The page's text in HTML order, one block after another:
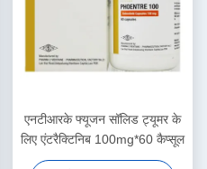
एनटीआरके फ्यूजन सॉलिड ट्यूमर के
लिए एंटरैक्टिनिब 100mg*60 कैप्सूल